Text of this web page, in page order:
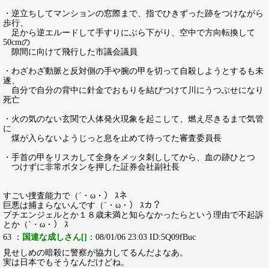
・逆立ちしてマンションの窓際まで、指でひきずった跡をつけながら
歩行、
足から逆エルードして手すりにぶら下がり、空中で方向転換して
50cmの
隙間に向けて飛行した市議会議員
・わざわざ動脈と反対側の手や腕の甲を切って自殺しようとするも未
遂、
自分で自分の背中に針金でおもりを結びつけて川にうつぶせになり
死亡
・火の気のない玄関で人体発火現象を起こして、燃え尽きるまで気管
に
煤が入らないようじっと息を止めて待ってた審査委員長
・手首の甲をリスカして全身をメッタ刺ししてから、血の跡ひとつ
つけずに非常ボタンを押した証券会社副社長
すごい捜査能力で（´・ω・） ｽネ
巨悪は捕まらないんです（´・ω・） ｽカ？
プチエンジェルとか１８歳未満と知らなかったらという理由で不起訴
とか（´・ω・） ｽ
63 ： 国連な成しさん[] ：08/01/06 23:03 ID:5Q09fBuc
見せしめの暗殺に警察が協力してるんだよなあ。
実は日本でもそうなんだけどね。